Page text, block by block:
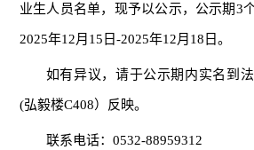
业生人员名单，现予以公示，公示期3
2025年12月15日-2025年12月18日。
如有异议，请于公示期内实名到
(弘毅楼C408）反映。
联系电话：0532-88959312